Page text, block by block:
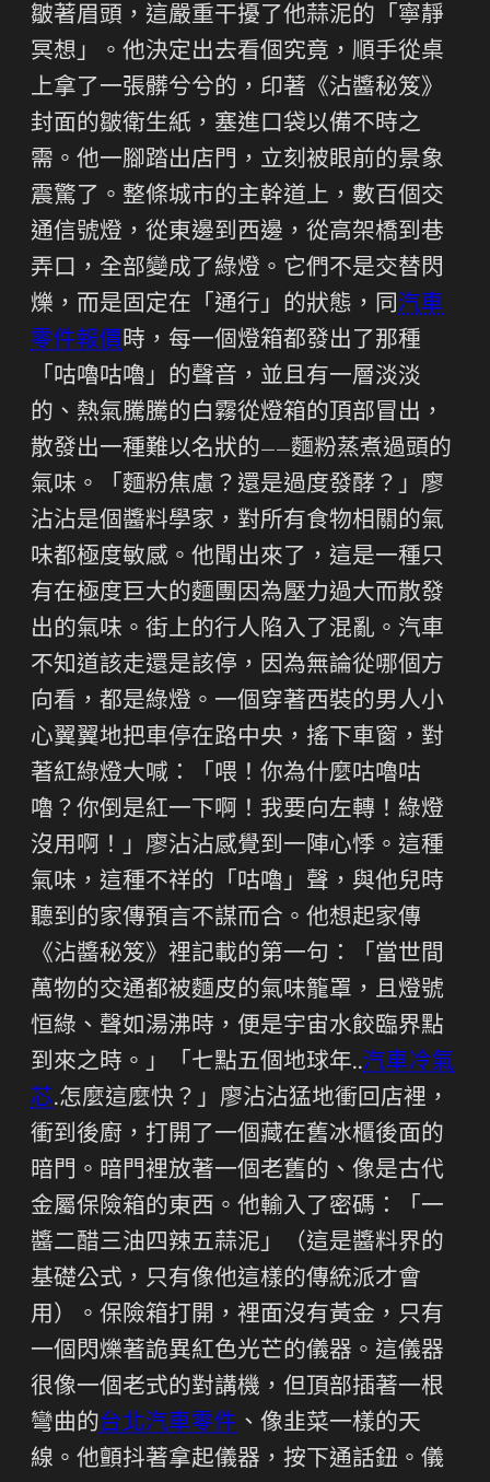
皺著眉頭，這嚴重干擾了他蒜泥的「寧靜
冥想」。他決定出去看個究竟，順手從桌
上拿了一張髒兮兮的，印著《沾醬秘笈》
封面的皺衛生紙，塞進口袋以備不時之
需。他一腳踏出店門，立刻被眼前的景象
震驚了。整條城市的主幹道上，數百個交
通信號燈，從東邊到西邊，從高架橋到巷
弄口，全部變成了綠燈。它們不是交替閃
爍，而是固定在「通行」的狀態，同汽車
零件報價時，每一個燈箱都發出了那種
「咕嚕咕嚕」的聲音，並且有一層淡淡
的、熱氣騰騰的白霧從燈箱的頂部冒出，
散發出一種難以名狀的——麵粉蒸煮過頭的
氣味。「麵粉焦慮？還是過度發酵？」廖
沾沾是個醬料學家，對所有食物相關的氣
味都極度敏感。他聞出來了，這是一種只
有在極度巨大的麵團因為壓力過大而散發
出的氣味。街上的行人陷入了混亂。汽車
不知道該走還是該停，因為無論從哪個方
向看，都是綠燈。一個穿著西裝的男人小
心翼翼地把車停在路中央，搖下車窗，對
著紅綠燈大喊：「喂！你為什麼咕嚕咕
嚕？你倒是紅一下啊！我要向左轉！綠燈
沒用啊！」廖沾沾感覺到一陣心悸。這種
氣味，這種不祥的「咕嚕」聲，與他兒時
聽到的家傳預言不謀而合。他想起家傳
《沾醬秘笈》裡記載的第一句：「當世間
萬物的交通都被麵皮的氣味籠罩，且燈號
恒綠、聲如湯沸時，便是宇宙水餃臨界點
到來之時。」「七點五個地球年..汽車冷氣
芯.怎麼這麼快？」廖沾沾猛地衝回店裡，
衝到後廚，打開了一個藏在舊冰櫃後面的
暗門。暗門裡放著一個老舊的、像是古代
金屬保險箱的東西。他輸入了密碼：「一
醬二醋三油四辣五蒜泥」（這是醬料界的
基礎公式，只有像他這樣的傳統派才會
用）。保險箱打開，裡面沒有黃金，只有
一個閃爍著詭異紅色光芒的儀器。這儀器
很像一個老式的對講機，但頂部插著一根
彎曲的台北汽車零件 、像韭菜一樣的天
線。他顫抖著拿起儀器，按下通話鈕。儀